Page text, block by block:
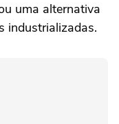
uma alternativa
industrializadas.